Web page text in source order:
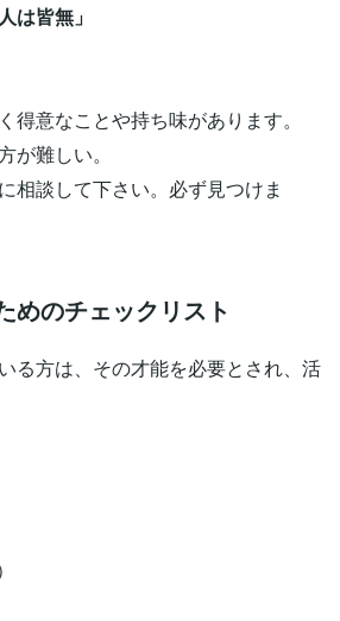
は皆無」
得意なことや持ち味があります。
が難しい。
相談して下さい。必ず見つけま
めのチェックリスト
る方は、その才能を必要とされ、活